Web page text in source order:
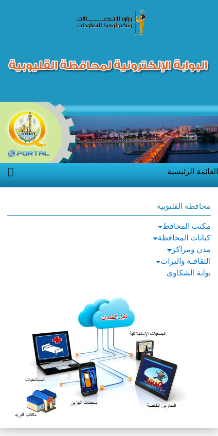
القائمة الرئيسية
محافظة القليوبية
مكتب المحافظ
كيانات المحافظة
مدن ومراكز
الثقافـة والتراث
بوابة الشكاوى